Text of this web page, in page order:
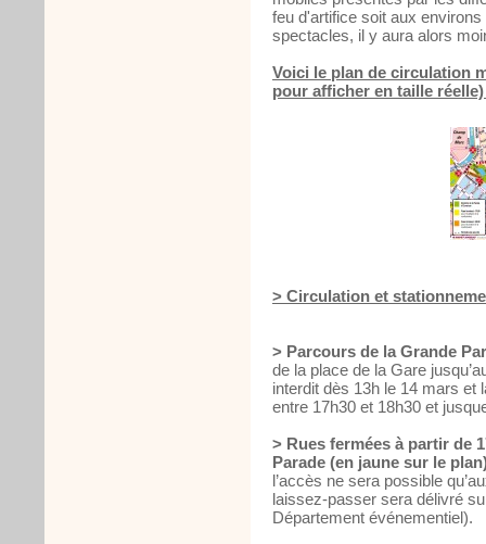
feu d'artifice soit aux
spectacles, il y aura alors
Voici le plan de circulation
pour afficher en taille
> Circulation et
> Parcours de la Grande
de la place de la Gare
interdit dès 13h le 14 mars
entre 17h30 et 18h30 et
> Rues fermées à partir de
Parade (en jaune sur le
l’accès ne sera possible
laissez-passer sera délivré
Département événementiel).